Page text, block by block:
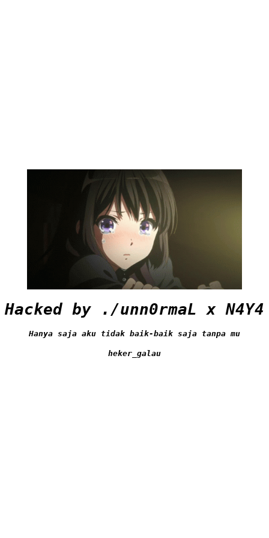
Hacked by ./unn0rmaL x N4Y4
Hanya saja aku tidak baik-baik saja tanpa mu
heker_galau